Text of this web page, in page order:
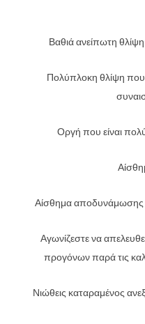
Βαθιά ανείπωτη
Πολύπλοκη θλίψη που
Οργή που είναι
Αίσθημα αποδυνάμωσης
Αγωνίζεστε να
προγόνων παρά τις
Νιώθεις καταραμένος